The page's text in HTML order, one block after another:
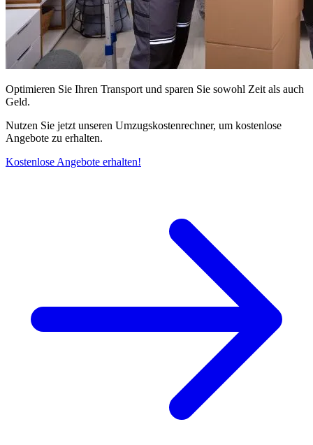
Optimieren Sie Ihren Transport und sparen Sie sowohl Zeit als auch
Geld.
Nutzen Sie jetzt unseren Umzugskostenrechner, um kostenlose
Angebote zu erhalten.
Kostenlose Angebote erhalten!